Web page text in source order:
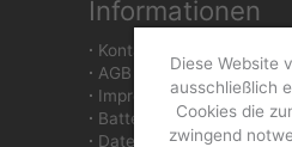
Informationen
∙ Kontakt
∙ AGB
∙ Impressum
∙ Batteriegesetzhinweise
∙ Datenschutzerklärung
Diese Website
ausschließlich
Cookies die
zwingend